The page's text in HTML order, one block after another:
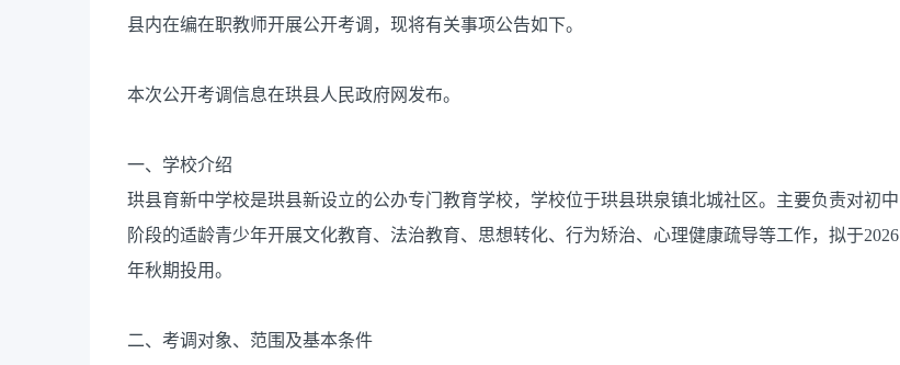
县内在编在职教师开展公开考调，现将有关事项公告如下。
本次公开考调信息在珙县人民政府网发布。
一、学校介绍
珙县育新中学校是珙县新设立的公办专门教育学校，学校位于珙县珙泉镇北城社区。主要负责对初中
阶段的适龄青少年开展文化教育、法治教育、思想转化、行为矫治、心理健康疏导等工作，拟于2026
年秋期投用。
二、考调对象、范围及基本条件